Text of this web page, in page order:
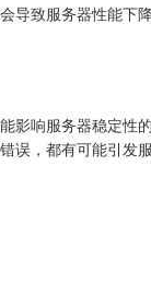
导致服务器性能
影响服务器稳定
误，都有可能引发